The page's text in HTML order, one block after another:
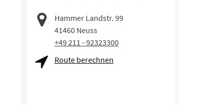
Hammer Landstr. 99
41460 Neuss
+49 211 - 92323300
Route berechnen